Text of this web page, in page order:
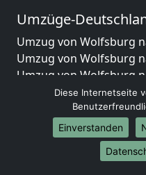
Umzüge-
Umzug von Wolfsburg
Umzug von Wolfsburg
Umzug von Wolfsburg
Umzug von Wolfsburg
Umzug von Wolfsburg
Umzug von Wolfsburg
Umzug von Wolfsburg
Umzug von Wolfsburg
Diese Internetseite
Einverstanden